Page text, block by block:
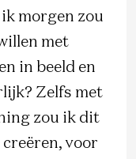
morgen zou
met
in beeld en
Zelfs met
zou ik dit
creëren, voor